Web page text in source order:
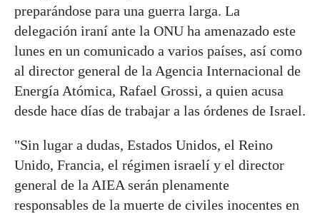
preparándose para una guerra larga. La
delegación iraní ante la ONU ha amenazado este
lunes en un comunicado a varios países, así como
al director general de la Agencia Internacional de
Energía Atómica, Rafael Grossi, a quien acusa
desde hace días de trabajar a las órdenes de Israel.
"Sin lugar a dudas, Estados Unidos, el Reino
Unido, Francia, el régimen israelí y el director
general de la AIEA serán plenamente
responsables de la muerte de civiles inocentes en